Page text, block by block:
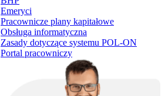
Emeryci
Pracownicze plany kapitałowe
Obsługa informatyczna
Zasady dotyczące systemu POL-ON
Portal pracowniczy